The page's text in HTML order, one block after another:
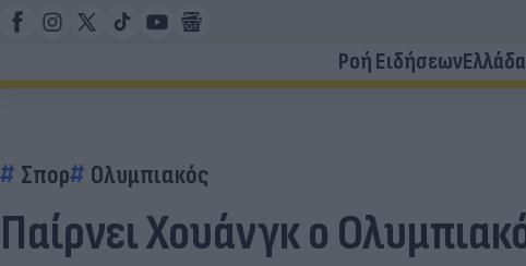
Ροή ΕιδήσεωνΕλλάδα
Σπορ Ολυμπιακός
Παίρνει Χουάνγκ ο